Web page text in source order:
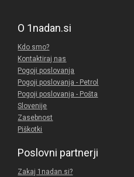
O 1nadan.si
Kdo smo?
Kontaktiraj nas
Pogoji poslovanja
Pogoji poslovanja - Petrol
Pogoji poslovanja - Pošta
Slovenije
Zasebnost
Piškotki
Poslovni partnerji
Zakaj 1nadan.si?